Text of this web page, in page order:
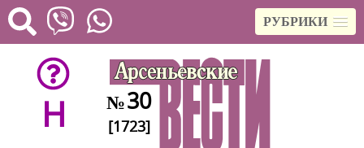
РУБРИКИ
H №30
[1723]